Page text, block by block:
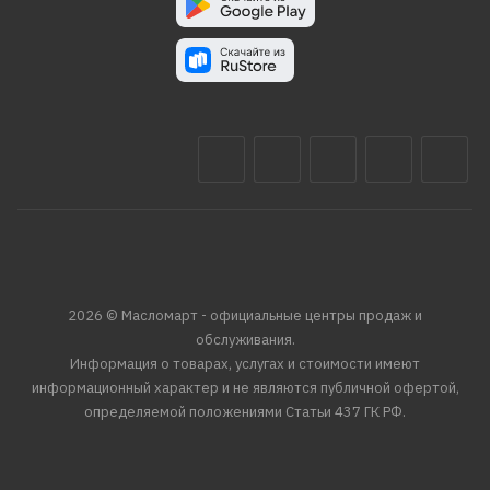
2026 © Масломарт - официальные центры продаж и
обслуживания.
Информация о товарах, услугах и стоимости имеют
информационный характер и не являются публичной офертой,
определяемой положениями Статьи 437 ГК РФ.